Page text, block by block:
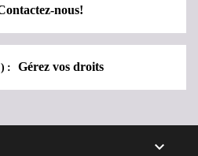
nous!
Gérez vos droits
